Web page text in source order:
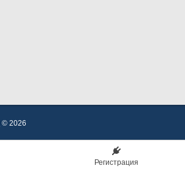
© 2026
Регистрация